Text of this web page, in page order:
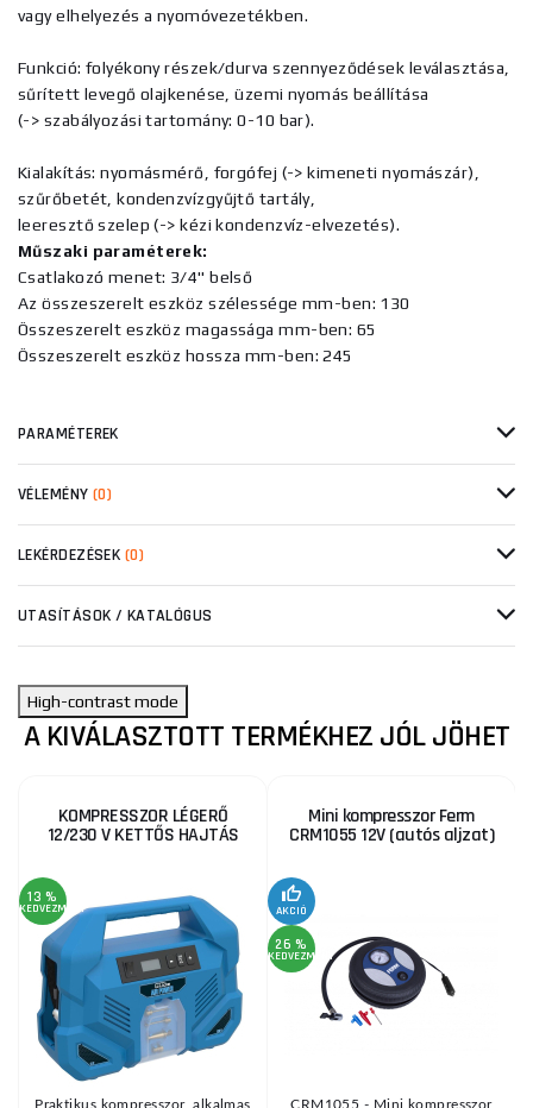
vagy elhelyezés a nyomóvezetékben.
Funkció: folyékony részek/durva szennyeződések leválasztása,
sűrített levegő olajkenése, üzemi nyomás beállítása
(-> szabályozási tartomány: 0-10 bar).
Kialakítás: nyomásmérő, forgófej (-> kimeneti nyomászár),
szűrőbetét, kondenzvízgyűjtő tartály,
leeresztő szelep (-> kézi kondenzvíz-elvezetés).
Műszaki paraméterek:
Csatlakozó menet: 3/4" belső
Az összeszerelt eszköz szélessége mm-ben: 130
Összeszerelt eszköz magassága mm-ben: 65
Összeszerelt eszköz hossza mm-ben: 245
PARAMÉTEREK
VÉLEMÉNY (0)
LEKÉRDEZÉSEK (0)
UTASÍTÁSOK / KATALÓGUS
High-contrast mode
A KIVÁLASZTOTT TERMÉKHEZ JÓL JÖHET
KOMPRESSZOR LÉGERŐ
12/230 V KETTŐS HAJTÁS
13 %
KEDVEZMÉNY
Praktikus kompresszor, alkalmas
Mini kompresszor Ferm
CRM1055 12V (autós aljzat)
AKCIÓ
26 %
KEDVEZMÉNY
CRM1055 - Mini kompresszor